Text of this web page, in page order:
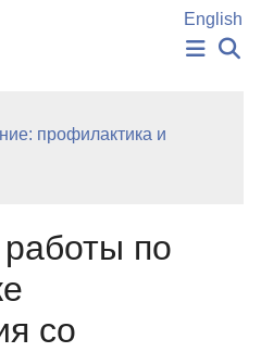
English
Вход
профилактика и
по
со